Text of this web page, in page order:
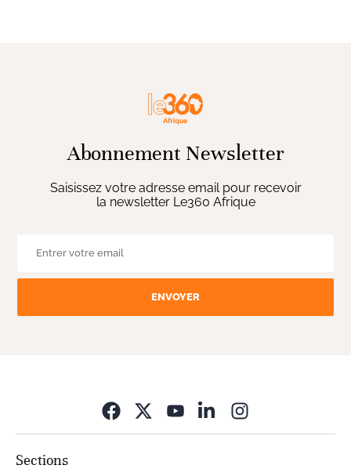
Abonnement Newsletter
Saisissez votre adresse email pour recevoir
la newsletter Le360 Afrique
ENVOYER
Sections